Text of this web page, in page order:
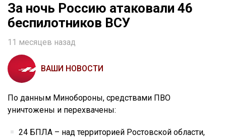
За ночь Россию атаковали 46
беспилотников ВСУ
11 месяцев назад
ВАШИ НОВОСТИ
По данным Минобороны, средствами ПВО
уничтожены и перехвачены:
24 БПЛА – над территорией Ростовской области,